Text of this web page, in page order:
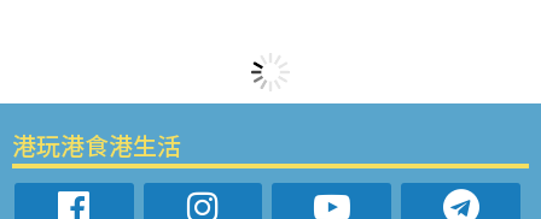
港玩港食港生活